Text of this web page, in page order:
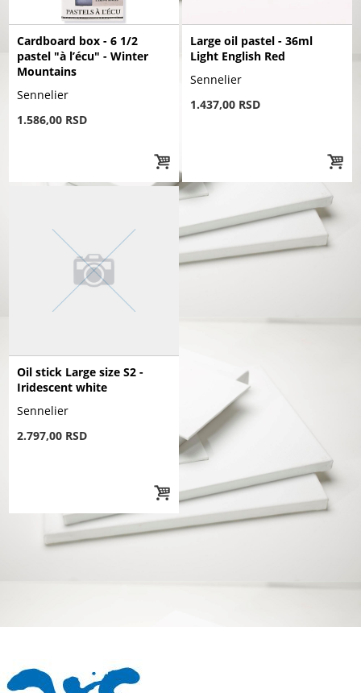
Cardboard box - 6 1/2
pastel "à l’écu" - Winter
Mountains
Sennelier
1.586,00 RSD
Large oil pastel - 36ml
Light English Red
Sennelier
1.437,00 RSD
Oil stick Large size S2 -
Iridescent white
Sennelier
2.797,00 RSD